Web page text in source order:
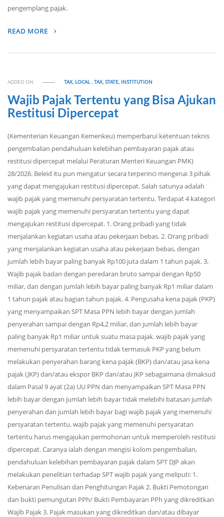
pengemplang pajak.
READ MORE
ADDED ON TAX, LOCAL,TAX, STATE, INSTITUTION
Wajib Pajak Tertentu yang Bisa Ajukan
Restitusi Dipercepat
(Kementerian Keuangan Kemenkeu) memperbarui ketentuan teknis
pengembalian pendahuluan kelebihan pembayaran pajak atau
restitusi dipercepat melalui Peraturan Menteri Keuangan PMK)
28/2026. Beleid itu pun mengatur secara terperinci mengenai 3 pihak
yang dapat mengajukan restitusi dipercepat. Salah satunya adalah
wajib pajak yang memenuhi persyaratan tertentu. Terdapat 4 kategori
wajib pajak yang memenuhi persyaratan tertentu yang dapat
mengajukan restitusi dipercepat. 1. Orang pribadi yang tidak
menjalankan kegiatan usaha atau pekerjaan bebas. 2. Orang pribadi
yang menjalankan kegiatan usaha atau pekerjaan bebas, dengan
jumlah lebih bayar paling banyak Rp100 juta dalam 1 tahun pajak. 3.
Wajib pajak badan dengan peredaran bruto sampai dengan Rp50
miliar, dan dengan jumlah lebih bayar paling banyak Rp1 miliar dalam
1 tahun pajak atau bagian tahun pajak. 4. Pengusaha kena pajak (PKP)
yang menyampaikan SPT Masa PPN lebih bayar dengan jumlah
penyerahan sampai dengan Rp4,2 miliar, dan jumlah lebih bayar
paling banyak Rp1 miliar untuk suatu masa pajak. wajib pajak yang
memenuhi persyaratan tertentu tidak termasuk PKP yang belum
melakukan penyerahan barang kena pajak (BKP) dan/atau jasa kena
pajak (JKP) dan/atau ekspor BKP dan/atau JKP sebagaimana dimaksud
dalam Pasal 9 ayat (2a) UU PPN dan menyampaikan SPT Masa PPN
lebih bayar dengan jumlah lebih bayar tidak melebihi batasan jumlah
penyerahan dan jumlah lebih bayar bagi wajib pajak yang memenuhi
persyaratan tertentu. wajib pajak yang memenuhi persyaratan
tertentu harus mengajukan permohonan untuk memperoleh restitusi
dipercepat. Caranya ialah dengan mengisi kolom pengembalian,
pendahuluan kelebihan pembayaran pajak dalam SPT DJP akan
melakukan penelitian terhadap SPT wajib pajak yang meliputi: 1.
Kebenaran Penulisan dan Penghitungan Pajak 2. Bukti Pemotongan
dan bukti pemungutan PPh/ Bukti Pembayaran PPh yang dikreditkan
Wajib Pajak 3. Pajak masukan yang dikreditkan dan/atau dibayar